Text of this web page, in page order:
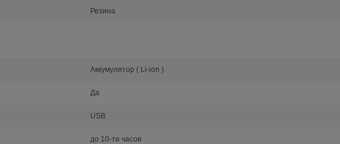
Резина
Аккумулятор ( Li-ion )
Да
USB
до 10-ти часов